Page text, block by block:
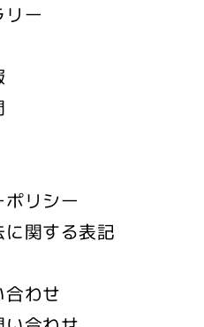
リー
リシー
関する表記
わせ